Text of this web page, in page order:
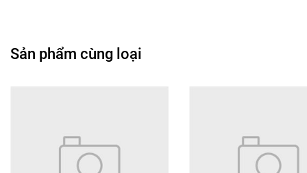
Sản phẩm cùng loại